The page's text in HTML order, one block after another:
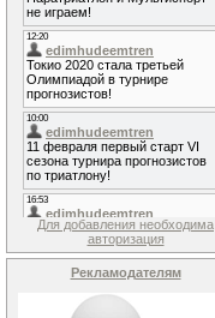
Для добавления необходима
авторизация
Рекламодателям